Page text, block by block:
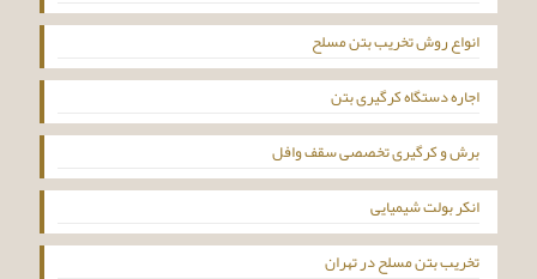
انواع روش تخریب بتن مسلح
اجاره دستگاه کرگیری بتن
برش و کرگیری تخصصی سقف وافل
انکر بولت شیمیایی
تخریب بتن مسلح در تهران